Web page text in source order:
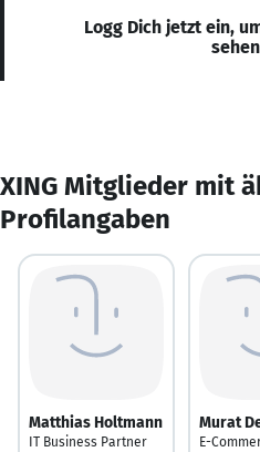
Logg Dich jetzt ein,
XING Mitglieder mit
Profilangaben
Matthias Holtmann
IT Business Partner
Murat
E-